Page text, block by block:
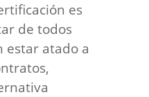
es
de todos
estar atado a